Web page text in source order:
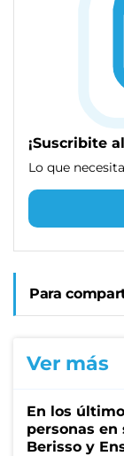
¡Suscribite
Lo que
Para
Ver más
En los
personas en
Berisso y